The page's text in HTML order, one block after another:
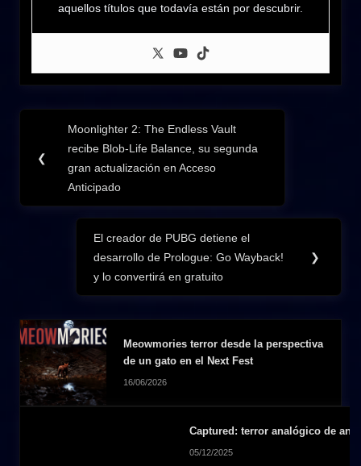
aquellos títulos que todavía están por descubrir.
Navegación
de
entradas
❮
Previous
Post:
Moonlighter 2: The Endless Vault
recibe Blob-Life Balance, su segunda
gran actualización en Acceso
Anticipado
Next
Post:
El creador de PUBG detiene el
desarrollo de Prologue: Go Wayback!
y lo convertirá en gratuito
❯
Meowmories terror desde la perspectiva
de un gato en el Next Fest
16/06/2026
Captured: terror analógico de
05/12/2025